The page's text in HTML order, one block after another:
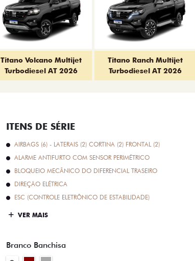
Titano Volcano Multijet
Turbodiesel AT 2026
Titano Ranch Multijet
Turbodiesel AT 2026
ITENS DE SÉRIE
AIRBAGS (6) - LATERAIS (2) CORTINA (2) FRONTAL (2)
ALARME ANTIFURTO COM SENSOR PERIMÉTRICO
BLOQUEIO MECÂNICO DO DIFERENCIAL TRASEIRO
DIREÇÃO ELÉTRICA
ESC (CONTROLE ELETRÔNICO DE ESTABILIDADE)
VER MAIS
Branco Banchisa